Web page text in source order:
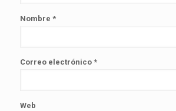
Nombre *
Correo electrónico *
Web